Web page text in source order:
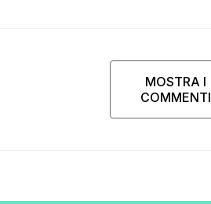
MOSTRA I
COMMENTI